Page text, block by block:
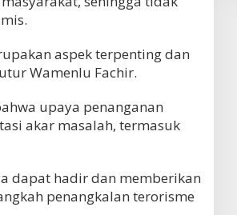
aspek terpenting dan
Wamenlu Fachir.
upaya penanganan
akar masalah, termasuk
dapat hadir dan memberikan
penangkalan terorisme